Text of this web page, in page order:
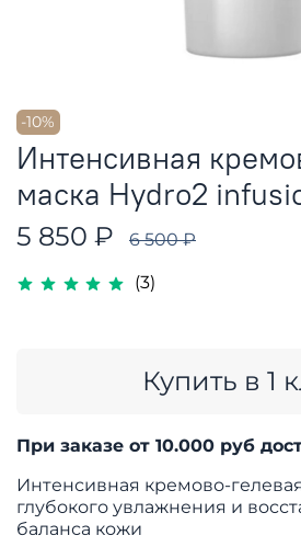
-10%
(3)
Интенсивная
маска Hydro2
5 850 ₽ 6 500 ₽
Купить в 1
При заказе от 10.000 руб
Интенсивная кремово-
глубокого увлажнения и
баланса кожи